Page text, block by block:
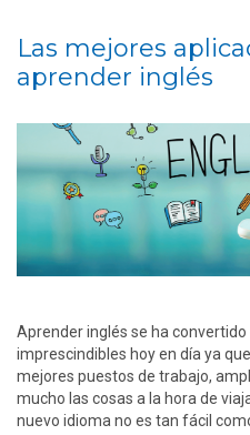
Las mejores
aprender inglés
Aprender inglés se ha
imprescindibles hoy en día ya
mejores puestos de trabajo,
mucho las cosas a la hora de
nuevo idioma no es tan fácil